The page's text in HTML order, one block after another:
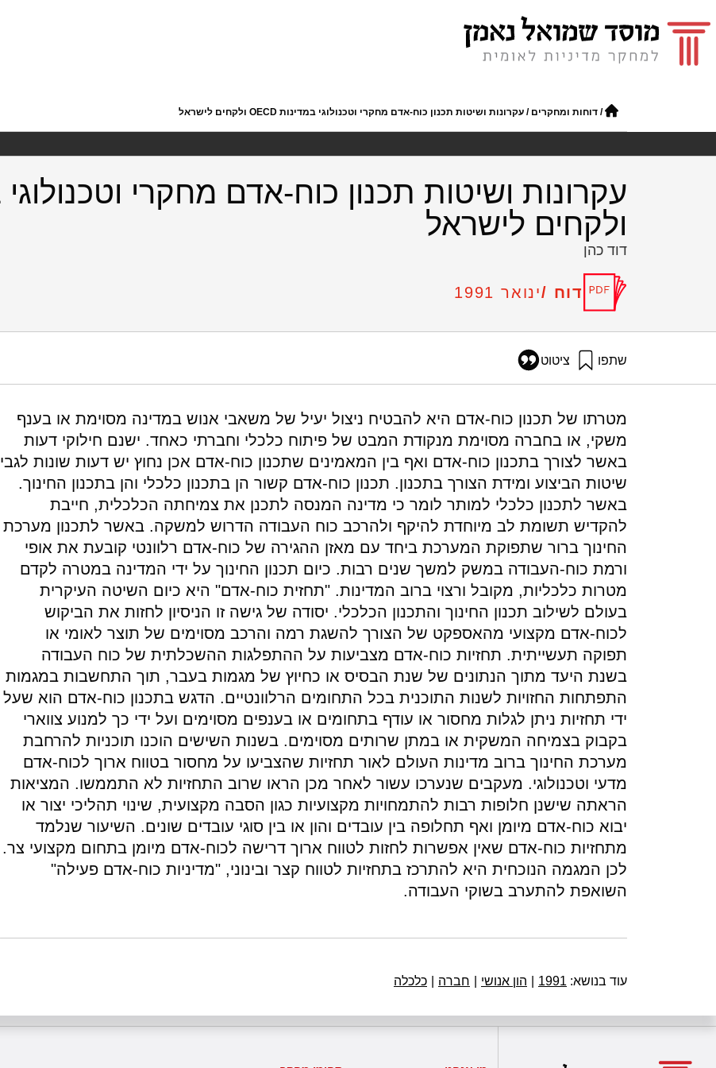
/ דוחות ומחקרים / עקרונות ושיטות תכנון כוח-אדם מחקרי וטכנולוגי במדינות OECD ולקחים לישראל
ולקחים לישראל
דוד כהן
דוח /ינואר 1991
שתפו ציטוט
מטרתו של תכנון כוח-אדם היא להבטיח ניצול יעיל של משאבי אנוש במדינה מסוימת או בענף
משקי, או בחברה מסוימת מנקודת המבט של פיתוח כלכלי וחברתי כאחד. ישנם חילוקי דעות
באשר לצורך בתכנון כוח-אדם ואף בין המאמינים שתכנון כוח-אדם אכן נחוץ יש דעות שונות לגבי
שיטות הביצוע ומידת הצורך בתכנון. תכנון כוח-אדם קשור הן בתכנון כלכלי והן בתכנון החינוך.
באשר לתכנון כלכלי למותר לומר כי מדינה המנסה לתכנן את צמיחתה הכלכלית, חייבת
להקדיש תשומת לב מיוחדת להיקף ולהרכב כוח העבודה הדרוש למשקה. באשר לתכנון מערכת
החינוך ברור שתפוקת המערכת ביחד עם מאזן ההגירה של כוח-אדם רלוונטי קובעת את אופי
ורמת כוח-העבודה במשק למשך שנים רבות. כיום תכנון החינוך על ידי המדינה במטרה לקדם
מטרות כלכליות, מקובל ורצוי ברוב המדינות. "תחזית כוח-אדם" היא כיום השיטה העיקרית
בעולם לשילוב תכנון החינוך והתכנון הכלכלי. יסודה של גישה זו הניסיון לחזות את הביקוש
לכוח-אדם מקצועי מהאספקט של הצורך להשגת רמה והרכב מסוימים של תוצר לאומי או
תפוקה תעשייתית. תחזיות כוח-אדם מצביעות על ההתפלגות ההשכלתית של כוח העבודה
בשנת היעד מתוך הנתונים של שנת הבסיס או כחיוץ של מגמות בעבר, תוך התחשבות במגמות
התפתחות החזויות לשנות התוכנית בכל התחומים הרלוונטיים. הדגש בתכנון כוח-אדם הוא שעל
ידי תחזיות ניתן לגלות מחסור או עודף בתחומים או בענפים מסוימים ועל ידי כך למנוע צווארי
בקבוק בצמיחה המשקית או במתן שרותים מסוימים. בשנות השישים הוכנו תוכניות להרחבת
מערכת החינוך ברוב מדינות העולם לאור תחזיות שהצביעו על מחסור בטווח ארוך לכוח-אדם
מדעי וטכנולוגי. מעקבים שנערכו עשור לאחר מכן הראו שרוב התחזיות לא התממשו. המציאות
הראתה שישנן חלופות רבות להתמחויות מקצועיות כגון הסבה מקצועית, שינוי תהליכי יצור או
יבוא כוח-אדם מיומן ואף תחלופה בין עובדים והון או בין סוגי עובדים שונים. השיעור שנלמד
מתחזיות כוח-אדם שאין אפשרות לחזות לטווח ארוך דרישה לכוח-אדם מיומן בתחום מקצועי צר.
לכן המגמה הנוכחית היא להתרכז בתחזיות לטווח קצר ובינוני, "מדיניות כוח-אדם פעילה"
השואפת להתערב בשוקי העבודה.
עוד בנושא: 1991 הון אנושי חברה כלכלה